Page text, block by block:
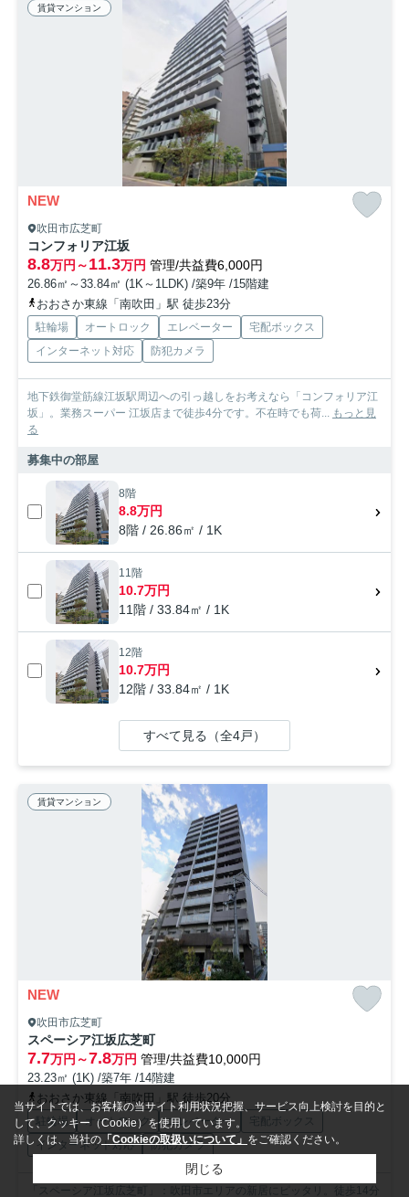
賃貸マンション
NEW
吹田市広芝町
コンフォリア江坂
8.8万円～11.3万円 管理/共益費6,000円
26.86㎡～33.84㎡ (1K～1LDK) /築9年 /15階建
おおさか東線「南吹田」駅 徒歩23分
駐輪場 オートロック エレベーター
宅配ボックス
インターネット対応
防犯カメラ
地下鉄御堂筋線江坂駅周辺への引っ越しをお考えなら「コンフォリア江
坂」。業務スーパー 江坂店まで徒歩4分です。不在時でも荷...
もっと見
る
募集中の部屋
8階
8.8万円
8階 / 26.86㎡ / 1K
11階
10.7万円
11階 / 33.84㎡ / 1K
12階
10.7万円
12階 / 33.84㎡ / 1K
すべて見る（全4戸）
賃貸マンション
NEW
吹田市広芝町
スペーシア江坂広芝町
7.7万円～7.8万円 管理/共益費10,000円
23.23㎡ (1K) /築7年 /14階建
おおさか東線「南吹田」駅 徒歩20分
駐輪場 オートロック エレベーター
宅配ボックス
インターネット対応
防犯カメラ
「スペーシア江坂広芝町」：吹田市エリアの新居にピッタリ。徒歩14分
当サイトでは、お客様の当サイト利用状況把握、サービス向上検討を目的と
して、クッキー（Cookie）を使用しています。
詳しくは、当社の 「Cookieの取扱いについて」 をご確認ください。
閉じる